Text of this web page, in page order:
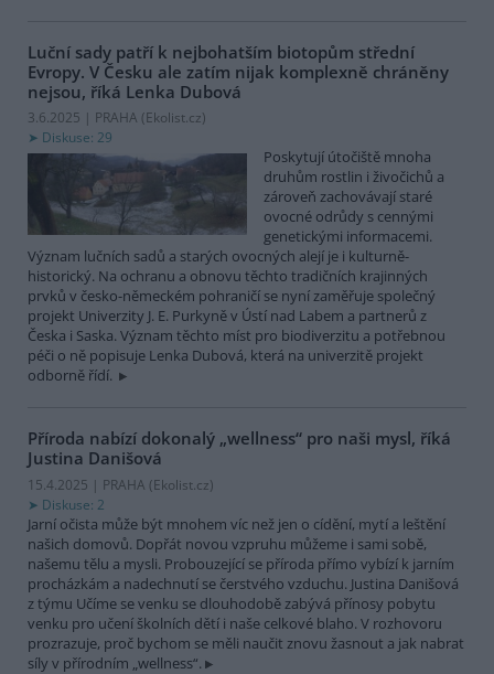
Luční sady patří k nejbohatším biotopům střední
Evropy. V Česku ale zatím nijak komplexně chráněny
nejsou, říká Lenka Dubová
3.6.2025 | PRAHA (Ekolist.cz)
Diskuse: 29
Poskytují útočiště mnoha
druhům rostlin i živočichů a
zároveň zachovávají staré
ovocné odrůdy s cennými
genetickými informacemi.
Význam lučních sadů a starých ovocných alejí je i kulturně-
historický. Na ochranu a obnovu těchto tradičních krajinných
prvků v česko-německém pohraničí se nyní zaměřuje společný
projekt Univerzity J. E. Purkyně v Ústí nad Labem a partnerů z
Česka i Saska. Význam těchto míst pro biodiverzitu a potřebnou
péči o ně popisuje Lenka Dubová, která na univerzitě projekt
odborně řídí.
Příroda nabízí dokonalý „wellness“ pro naši mysl, říká
Justina Danišová
15.4.2025 | PRAHA (Ekolist.cz)
Diskuse: 2
Jarní očista může být mnohem víc než jen o cídění, mytí a leštění
našich domovů. Dopřát novou vzpruhu můžeme i sami sobě,
našemu tělu a mysli. Probouzející se příroda přímo vybízí k jarním
procházkám a nadechnutí se čerstvého vzduchu. Justina Danišová
z týmu Učíme se venku se dlouhodobě zabývá přínosy pobytu
venku pro učení školních dětí i naše celkové blaho. V rozhovoru
prozrazuje, proč bychom se měli naučit znovu žasnout a jak nabrat
síly v přírodním „wellness“.